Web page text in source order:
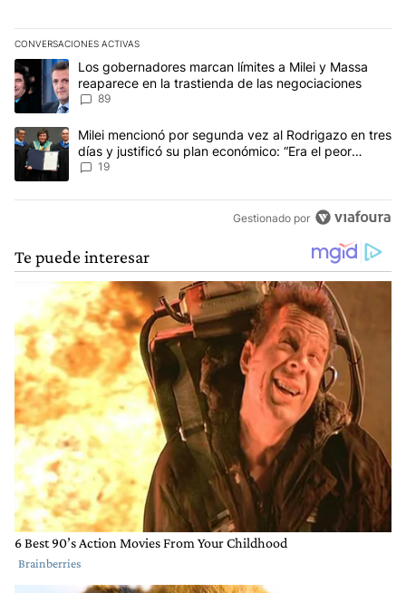
CONVERSACIONES ACTIVAS
Este listado muestra los artículos con más comentarios en los
Un artículo de tendencia con el título "Los gobernadores
Los gobernadores marcan límites a Milei y Massa
reaparece en la trastienda de las negociaciones
89
Un artículo de tendencia con el título "Milei mencionó por
Milei mencionó por segunda vez al Rodrigazo en tres
días y justificó su plan económico: “Era el peor
escenario posible”
19
Gestionado por